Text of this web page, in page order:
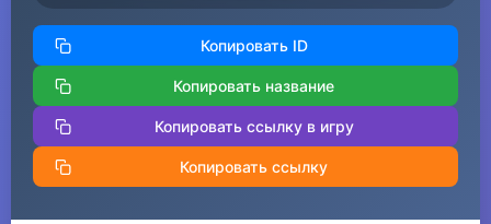
Копировать ID
Копировать название
Копировать ссылку в игру
Копировать ссылку